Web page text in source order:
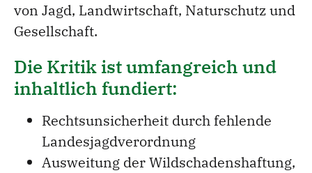
von Jagd, Landwirtschaft, Naturschutz und
Gesellschaft.
Die Kritik ist umfangreich und
inhaltlich fundiert:
Rechtsunsicherheit durch fehlende
Landesjagdverordnung
Ausweitung der Wildschadenshaftung,